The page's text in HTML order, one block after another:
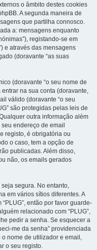
o âmbito destes cookies
A segunda maneira de
que partilha connosco.
a: mensagens enquanto
registando-se em
e através das mensagens
(doravante “as suas
(doravante “o seu nome de
na sua conta (doravante,
válido (doravante “o seu
são protegidas pelas leis de
outra informação além
endereço de email
registo, é obrigatória ou
o caso, tem a opção de
publicadas. Além disso,
não, os emails gerados
segura. No entanto,
em vários sítios diferentes. A
então por favor guarde-
relacionado com “PLUG”,
pedir a senha. Se esquecer a
me da senha” providenciada
nome de utilizador e email,
o seu registo.